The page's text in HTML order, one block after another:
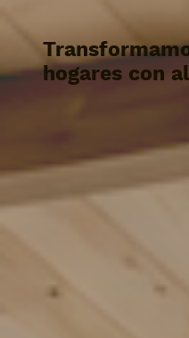
hogares con